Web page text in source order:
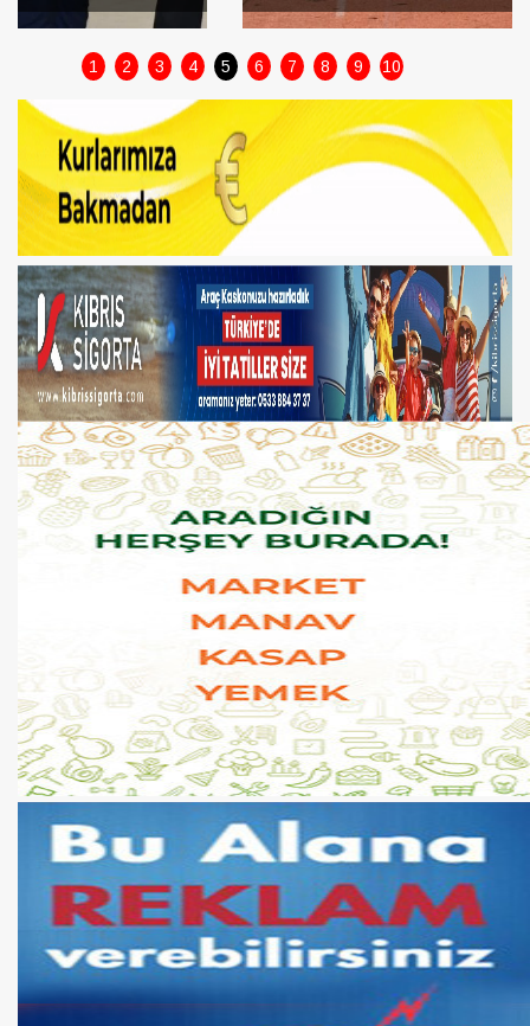
1 2 3 4 5 6 7 8 9 10